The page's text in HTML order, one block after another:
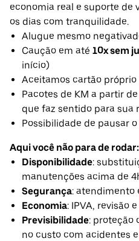
economia real e suporte de
os dias com tranquilidade.
Alugue mesmo
Caução em até 10x sem
início)
Aceitamos cartão próprio
Pacotes de KM a partir
que faz sentido para sua
Possibilidade de pausar
Aqui você não para de rodar:
Disponibilidade:
manutenções acima de
Segurança: atendimento
Economia: IPVA, revisão
Previsibilidade: proteção
no custo com acidentes